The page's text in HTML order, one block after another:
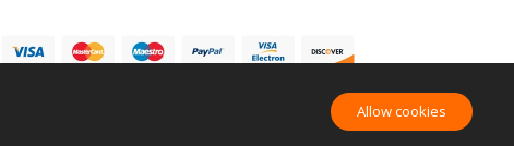
Allow cookies